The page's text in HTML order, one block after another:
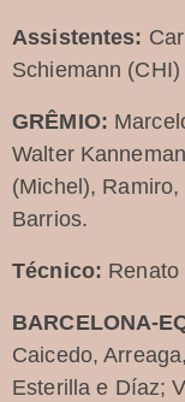
Assistentes:
Schiemann (CHI)
GRÊMIO:
Walter
(Michel),
Barrios.
Técnico: Renato
BARCELONA-
Caicedo,
Esterilla e Díaz;